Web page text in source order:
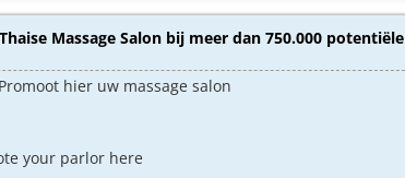
Massage Salon bij meer dan 750.000 potentiële
hier uw massage salon
your parlor here